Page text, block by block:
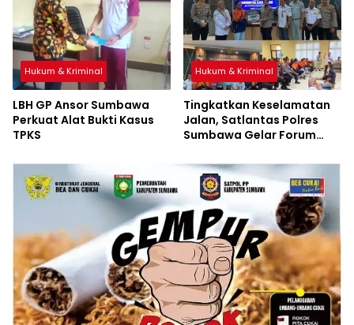
Hukum & Kriminal
LBH GP Ansor Sumbawa
Perkuat Alat Bukti Kasus
TPKS
Hukum & Kriminal
Tingkatkan Keselamatan
Jalan, Satlantas Polres
Sumbawa Gelar Forum
Bagikan Bansos